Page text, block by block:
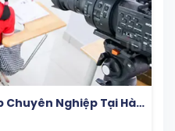
Chuyên Nghiệp Tại Hà